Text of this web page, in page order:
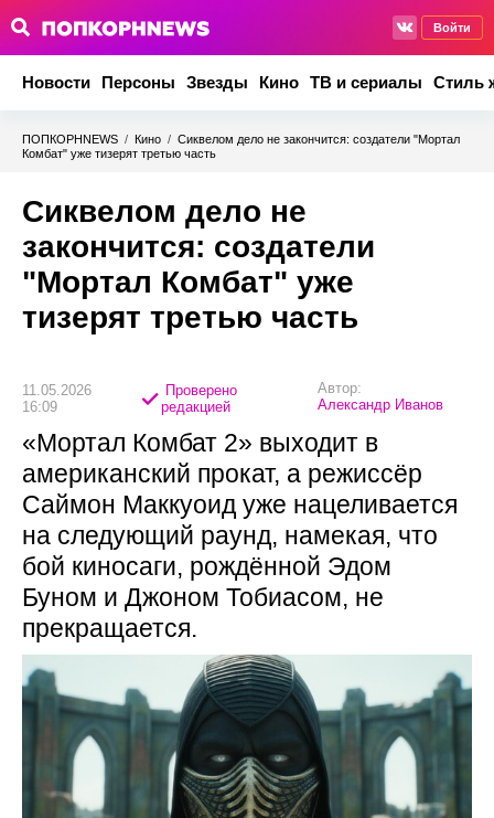
Войти
Новости Персоны Звезды Кино ТВ и сериалы Стиль
ПОПКОРНNEWS / Кино / Сиквелом дело не закончится: создатели "Мортал
Комбат" уже тизерят третью часть
Сиквелом дело не
закончится: создатели
"Мортал Комбат" уже
тизерят третью часть
11.05.2026
16:09
Проверено
редакцией
Автор:
Александр Иванов
«Мортал Комбат 2» выходит в
американский прокат, а режиссёр
Саймон Маккуоид уже нацеливается
на следующий раунд, намекая, что
бой киносаги, рождённой Эдом
Буном и Джоном Тобиасом, не
прекращается.